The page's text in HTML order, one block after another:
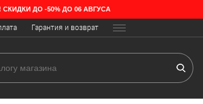
СКИДКИ ДО -50% ДО 06 АВГУСА
Гарантия и возврат